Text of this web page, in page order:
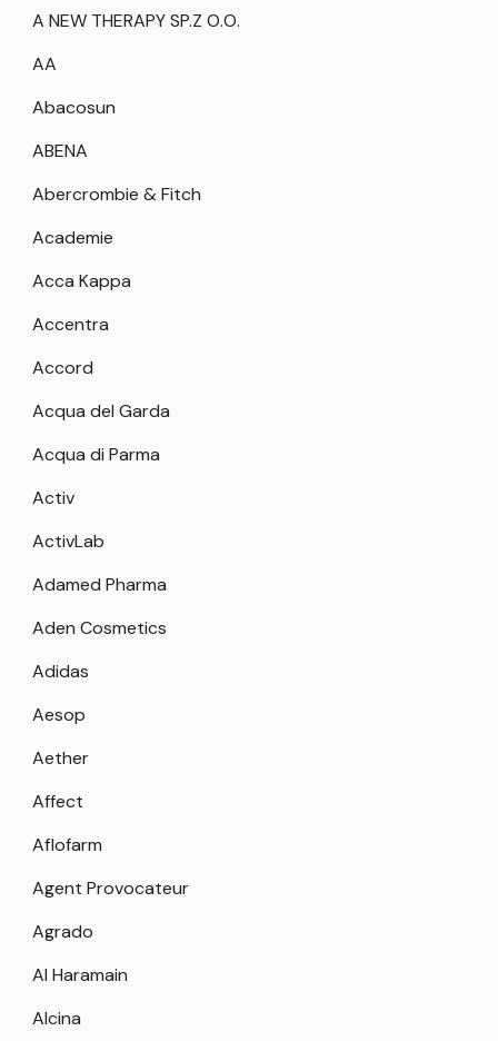
A NEW THERAPY SP.Z O.O.
AA
Abacosun
ABENA
Abercrombie & Fitch
Academie
Acca Kappa
Accentra
Accord
Acqua del Garda
Acqua di Parma
Activ
ActivLab
Adamed Pharma
Aden Cosmetics
Adidas
Aesop
Aether
Affect
Aflofarm
Agent Provocateur
Agrado
Al Haramain
Alcina